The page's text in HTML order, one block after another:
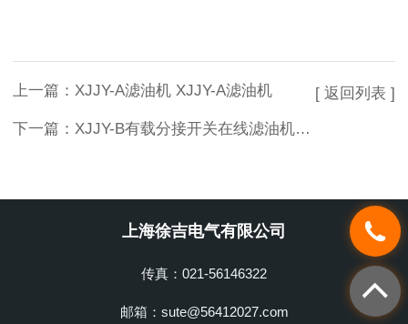
上一篇： XJJY-A滤油机 XJJY-A滤油机
下一篇： XJJY-B有载分接开关在线滤油机ZYS有载开关在线式净油器
[ 返回列表 ]
上海徐吉电气有限公司
传真：021-56146322
邮箱：sute@56412027.com